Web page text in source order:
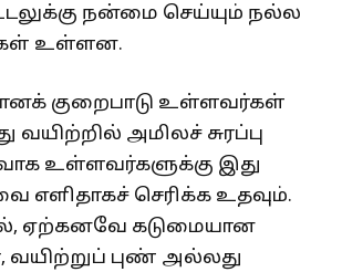
நன்மை செய்யும் நல்ல
உள்ளன.
குறைபாடு உள்ளவர்கள்
வயிற்றில் அமிலச் சுரப்பு
உள்ளவர்களுக்கு இது
செரிக்க உதவும்.
ஏற்கனவே கடுமையான
வயிற்றுப் புண் அல்லது